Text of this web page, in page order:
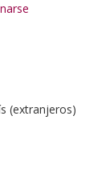
(extranjeros)